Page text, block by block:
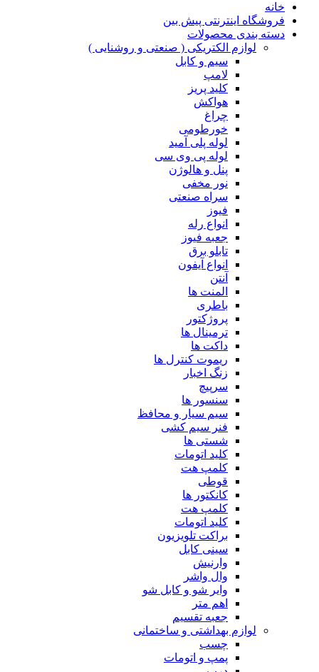
خانه
فروشگاه اینترنتی پیش بین
دسته بندی محصولات
لوازم الکتریکی ( صنعتی و روشنایی )
سیم و کابل
لامپ
کلید پریز
هواکش
چراغ
خورطومی
لوله پلی آمید
لوله پی وی سی
پنل و هالوژن
نور مخفی
سراه صنعتی
فیوز
انواع رله
جعبه فیوز
تابلو برق
انواع آیفون
آنتن
المنت ها
باطری
پروژکتور
ترمینال ها
داکت ها
ریموت کنترل ها
زنگ اخبار
سرپیچ
سنسور ها
سیم سیار و محافظ
فنر سیم کشی
شستی ها
کلید اتومات
کلمپ هت
قوطی
کانکتور ها
کلمپ هت
کلید اتومات
براکت تلویزیون
سینی کابل
وارنیش
وال واشر
وایر شو و کابل شو
اهم متر
جعبه تقسیم
لوازم بهداشتی و ساختمانی
چسب
پمپ و اتومات